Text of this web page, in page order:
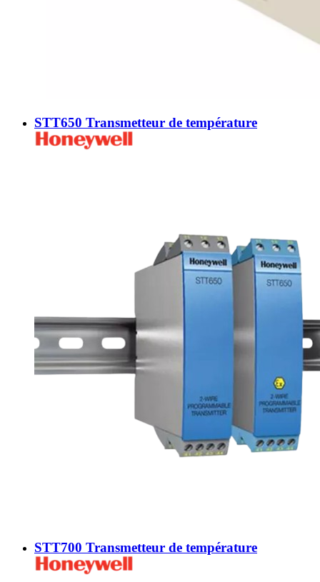
STT650 Transmetteur de température
STT700 Transmetteur de température